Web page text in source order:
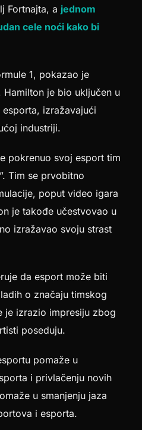
Fortnajta, a jednom
cele noći kako bi
1, pokazao je
Hamilton je bio uključen u
izražavajući
industriji.
pokrenuo svoj esport tim
Tim se prvobitno
poput video igara
je takođe učestvovao u
izražavao svoju strast
da esport može biti
o značaju timskog
je izrazio impresiju zbog
poseduju.
pomaže u
i privlačenju novih
u smanjenju jaza
i esporta.